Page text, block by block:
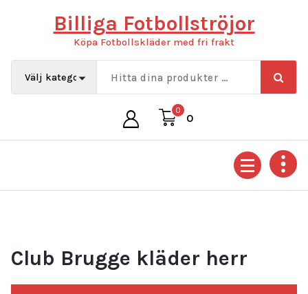
Billiga Fotbollströjor
Köpa Fotbollskläder med fri frakt
0
0
Club Brugge kläder herr